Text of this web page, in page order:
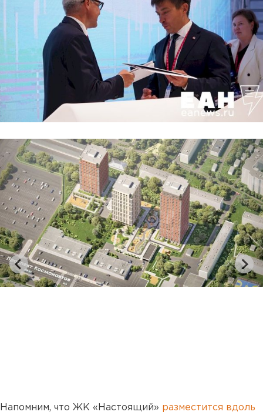
Напомним, что ЖК «Настоящий» разместится вдоль